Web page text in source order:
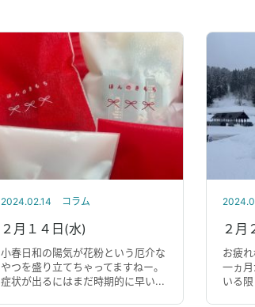
2024.02.14 コラム
２月１４日(水)
小春日和の陽気が花粉という厄介な
やつを盛り立てちゃってますねー。
症状が出るにはまだ時期的に早い...
２月
お疲
一ヵ
いる